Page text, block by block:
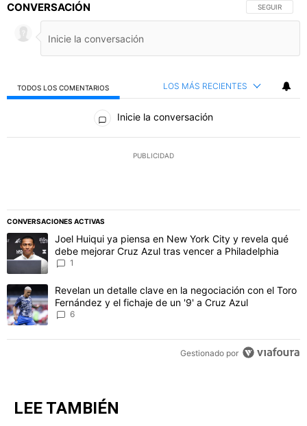
CONVERSACIÓN SIGA ESTA
SEGUIR
TODOS LOS COMENTARIOS LOS MÁS RECIENTES
Todos los comentarios
Inicie la conversación
PUBLICIDAD
CONVERSACIONES ACTIVAS
Este listado muestra los artículos con más comentarios en los
Un artículo de tendencia con el título "Joel Huiqui ya piensa en
Joel Huiqui ya piensa en New York City y revela qué
debe mejorar Cruz Azul tras vencer a Philadelphia
1
Un artículo de tendencia con el título "Revelan un detalle clave
Revelan un detalle clave en la negociación con el Toro
Fernández y el fichaje de un '9' a Cruz Azul
6
Gestionado por
LEE TAMBIÉN